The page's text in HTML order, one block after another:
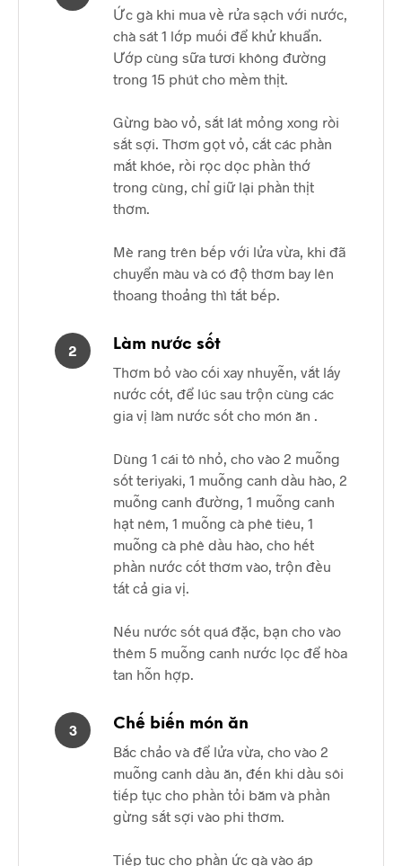
Ức gà khi mua về rửa sạch với nước,
chà sát 1 lớp muối để khử khuẩn.
Ướp cùng sữa tươi không đường
trong 15 phút cho mềm thịt.
Gừng bào vỏ, sắt lát mỏng xong rồi
sắt sợi. Thơm gọt vỏ, cắt các phần
mắt khóe, rồi rọc dọc phần thớ
trong cùng, chỉ giữ lại phần thịt
thơm.
Mè rang trên bếp với lửa vừa, khi đã
chuyển màu và có độ thơm bay lên
thoang thoảng thì tắt bếp.
2
Làm nước sốt
Thơm bỏ vào cối xay nhuyễn, vắt lấy
nước cốt, để lúc sau trộn cùng các
gia vị làm nước sốt cho món ăn .
Dùng 1 cái tô nhỏ, cho vào 2 muỗng
sốt teriyaki, 1 muỗng canh dầu hào, 2
muỗng canh đường, 1 muỗng canh
hạt nêm, 1 muỗng cà phê tiêu, 1
muỗng cà phê dầu hào, cho hết
phần nước cốt thơm vào, trộn đều
tất cả gia vị.
Nếu nước sốt quá đặc, bạn cho vào
thêm 5 muỗng canh nước lọc để hòa
tan hỗn hợp.
3
Chế biến món ăn
Bắc chảo và để lửa vừa, cho vào 2
muỗng canh dầu ăn, đến khi dầu sôi
tiếp tục cho phần tỏi băm và phần
gừng sắt sợi vào phi thơm.
Tiếp tục cho phần ức gà vào áp